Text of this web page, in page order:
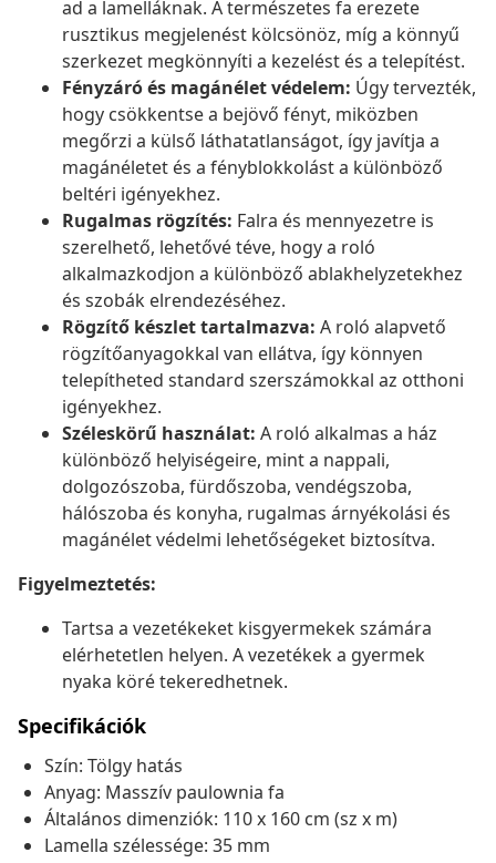
ad a lamelláknak. A természetes fa erezete
rusztikus megjelenést kölcsönöz, míg a könnyű
szerkezet megkönnyíti a kezelést és a telepítést.
Fényzáró és magánélet védelem: Úgy tervezték,
hogy csökkentse a bejövő fényt, miközben
megőrzi a külső láthatatlanságot, így javítja a
magánéletet és a fényblokkolást a különböző
beltéri igényekhez.
Rugalmas rögzítés: Falra és mennyezetre is
szerelhető, lehetővé téve, hogy a roló
alkalmazkodjon a különböző ablakhelyzetekhez
és szobák elrendezéséhez.
Rögzítő készlet tartalmazva: A roló alapvető
rögzítőanyagokkal van ellátva, így könnyen
telepítheted standard szerszámokkal az otthoni
igényekhez.
Széleskörű használat: A roló alkalmas a ház
különböző helyiségeire, mint a nappali,
dolgozószoba, fürdőszoba, vendégszoba,
hálószoba és konyha, rugalmas árnyékolási és
magánélet védelmi lehetőségeket biztosítva.
Figyelmeztetés:
Tartsa a vezetékeket kisgyermekek számára
elérhetetlen helyen. A vezetékek a gyermek
nyaka köré tekeredhetnek.
Specifikációk
Szín: Tölgy hatás
Anyag: Masszív paulownia fa
Általános dimenziók: 110 x 160 cm (sz x m)
Lamella szélessége: 35 mm